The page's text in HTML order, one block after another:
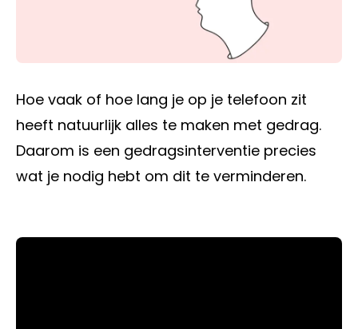
Hoe vaak of hoe lang je op je telefoon zit
heeft natuurlijk alles te maken met gedrag.
Daarom is een gedragsinterventie precies
wat je nodig hebt om dit te verminderen.